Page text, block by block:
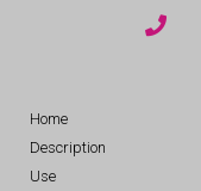
Home
Description
Use